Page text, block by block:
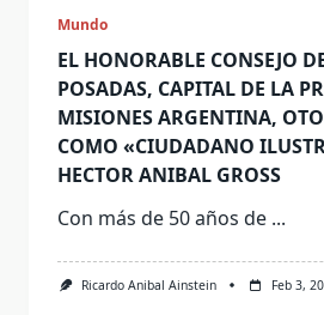
Mundo
EL HONORABLE CONSEJO
POSADAS, CAPITAL DE LA
MISIONES ARGENTINA,
COMO «CIUDADANO
HECTOR ANIBAL GROSS
Con más de 50 años de ...
Ricardo Anibal Ainstein Feb 3,